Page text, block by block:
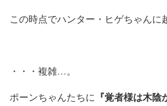
この時点でハンター・ヒゲちゃんに
・・・複雑…。
ポーンちゃんたちに 『覚者様は木